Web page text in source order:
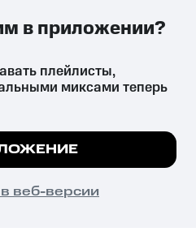
причиняет вред здоровью,
и влечёт установленную
на сайте все
плейлисты,
миксами теперь
веб-версии